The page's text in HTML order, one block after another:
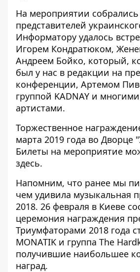
На мероприятии
представителей
Информатору удалось
Игорем Кондратюком,
Андреем Бойко, который,
был у нас в редакции на
конференции, Артемом
группой KADNAY и
артистами.
Торжественное
марта 2019 года во Дворце
Билеты на мероприятие
здесь.
Напомним, что ранее мы
чем удивила музыкальная
2018. 26 февраля в Киеве
церемония награждения
Триумфаторами 2018 года
MONATIK и группа The
получившие наибольшее
наград.